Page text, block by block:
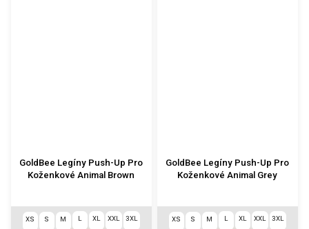
GoldBee Legíny Push-Up Pro
Koženkové Animal Brown
XS S M L XL XXL 3XL
GoldBee Legíny Push-Up Pro
Koženkové Animal Grey
XS S M L XL XXL 3XL